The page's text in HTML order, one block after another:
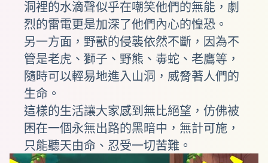
洞裡的水滴聲似乎在嘲笑他們的無能，劇
烈的雷電更是加深了他們內心的惶恐。
另一方面，野獸的侵襲依然不斷，因為不
管是老虎、獅子、野熊、毒蛇、老鷹等，
隨時可以輕易地進入山洞，威脅著人們的
生命。
這樣的生活讓大家感到無比絕望，仿佛被
困在一個永無出路的黑暗中，無計可施，
只能聽天由命、忍受一切苦難。